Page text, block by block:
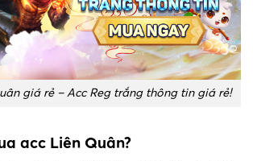
giá rẻ – Acc Reg trắng thông tin giá rẻ!
acc Liên Quân?